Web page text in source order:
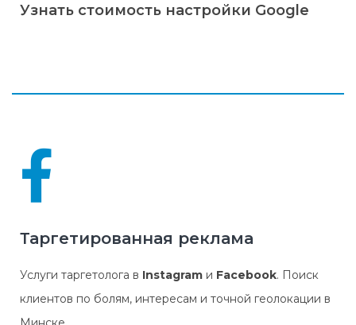
Узнать стоимость настройки Google
Видео реклама
Таргетированная реклама
Услуги таргетолога в Instagram и Facebook. Поиск
клиентов по болям, интересам и точной геолокации в